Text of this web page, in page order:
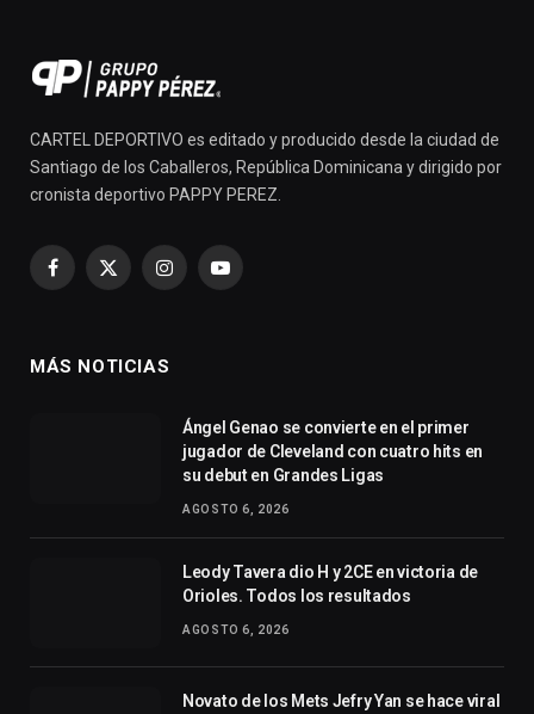
CARTEL DEPORTIVO es editado y producido desde la ciudad de
Santiago de los Caballeros, República Dominicana y dirigido por
cronista deportivo PAPPY PEREZ.
Facebook
X
InstagramYouTube
MÁS NOTICIAS
Ángel Genao se convierte en el primer
jugador de Cleveland con cuatro hits en
su debut en Grandes Ligas
AGOSTO 6, 2026
Leody Tavera dio H y 2CE en victoria de
Orioles. Todos los resultados
AGOSTO 6, 2026
Novato de los Mets Jefry Yan se hace viral